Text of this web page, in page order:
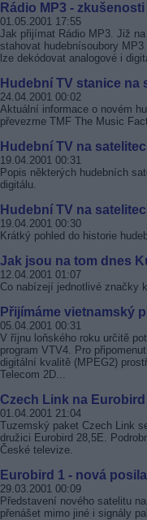
Rádio MP3 -
01.05.2001 17:55
Jak přijímat Rádio MP3. Již
stahovat hudebnísoubory
lze dekódovat analogové i
Hudební TV stanice na
24.04.2001 00:02
Aktuální informace o novém
převezme TMF The Music
Hudební TV na
19.04.2001 00:31
Popis některých hudebních
digitálu.
Hudební TV na
19.04.2001 00:30
Krátký pohled do historie
Jak jsou na tom dnes
12.04.2001 01:07
Co nabízejí jednotlivé značky
Přijímáme vietnamský
05.04.2001 00:31
V říjnu loňského roku určitě
program VTV4. Pro
digitální kvalitě (MPEG2)
Telecom 2D...
Czech Link na
01.04.2001 21:04
Tuzemský paket Czech Link
družici Eurobird 28,5E.
České televize.
Eurobird 1 - nová
29.03.2001 00:09
Představení nového satelitu
přenášet mimo jiné i signály